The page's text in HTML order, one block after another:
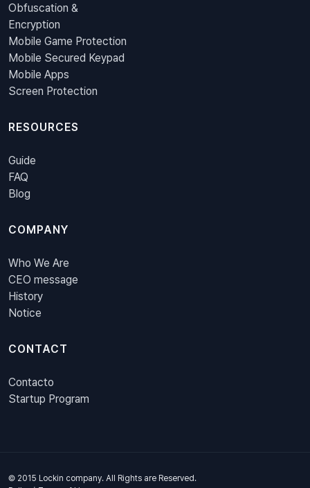
Obfuscation &
Encryption
Mobile Game Protection
Mobile Secured Keypad
Mobile Apps
Screen Protection
RESOURCES
Guide
FAQ
Blog
COMPANY
Who We Are
CEO message
History
Notice
CONTACT
Contacto
Startup Program
© 2015 Lockin company. All Rights are Reserved.